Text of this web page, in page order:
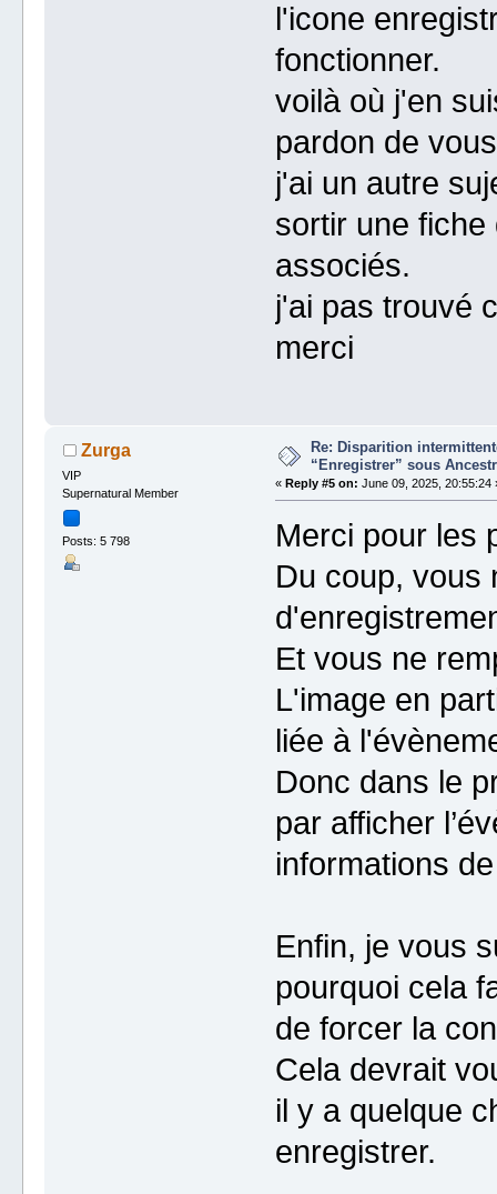
l'icone
fonctionner.
voilà où j'en
pardon de
j'ai un autre
sortir une
associés.
j'ai pas trouvé
merci
Zurga
VIP
Supernatural Member
Posts: 5 798
Re: Disparition
“Enregistrer” sous
« Reply #5 on: June 09, 2025, 20:55:24
Merci pour les
Du coup, vous
Et vous ne
L'image en
liée à
Donc dans le
par afficher
informations
Enfin, je vous
pourquoi cela
de forcer la
Cela devrait
il y a quelque
enregistrer.